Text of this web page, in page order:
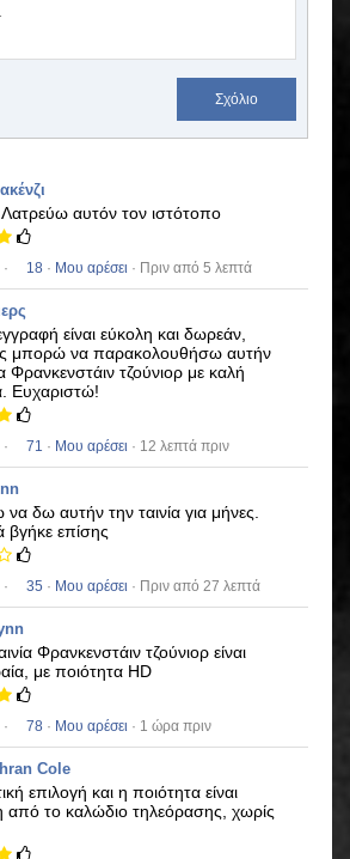
Σχόλιο
Λατρεύω αυτόν τον ιστότοπο
· 18 · Μου αρέσει · Πριν από 5 λεπτά
είναι εύκολη και δωρεάν,
μπορώ να παρακολουθήσω αυτήν
Φρανκενστάιν τζούνιορ με καλή
Ευχαριστώ!
· 71 · Μου αρέσει · 12 λεπτά πριν
να δω αυτήν την ταινία για μήνες.
βγήκε επίσης
· 35 · Μου αρέσει · Πριν από 27 λεπτά
Φρανκενστάιν τζούνιορ είναι
με ποιότητα HD
· 78 · Μου αρέσει · 1 ώρα πριν
Cole
επιλογή και η ποιότητα είναι
από το καλώδιο τηλεόρασης, χωρίς